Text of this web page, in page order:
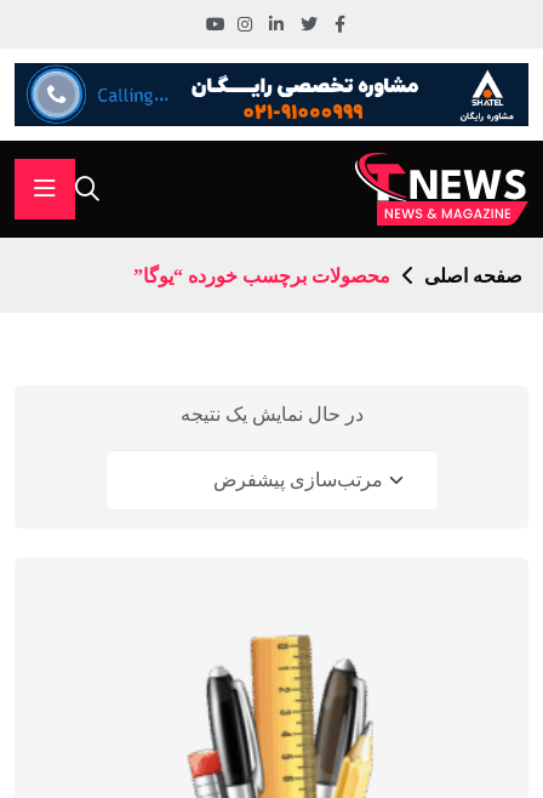
صفحه اصلی محصولات برچسب خورده “یوگا”
در حال نمایش یک نتیجه